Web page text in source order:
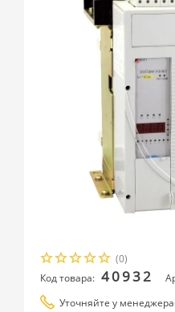
(0)
Код товара: 40932
Уточняйте у менеджера